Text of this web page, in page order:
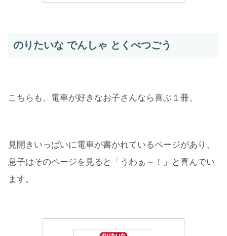
のりたいな でんしゃ とくべつごう
こちらも、電車が好きなお子さんなら喜ぶ１冊。
見開きいっぱいに電車が書かれているページがあり、
息子はそのページを見ると「うわぁ～！」と喜んでい
ます。